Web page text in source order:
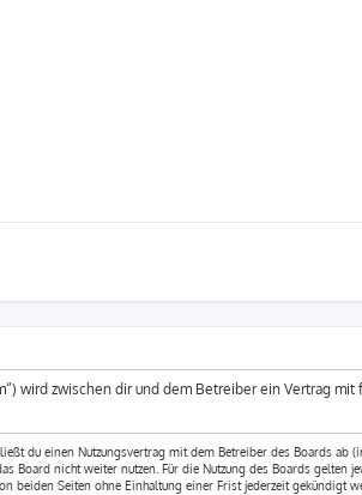
wird zwischen dir und dem Betreiber ein Vertrag
du einen Nutzungsvertrag mit dem Betreiber des Boards
Board nicht weiter nutzen. Für die Nutzung des Boards gelten
beiden Seiten ohne Einhaltung einer Frist jederzeit gekündigt